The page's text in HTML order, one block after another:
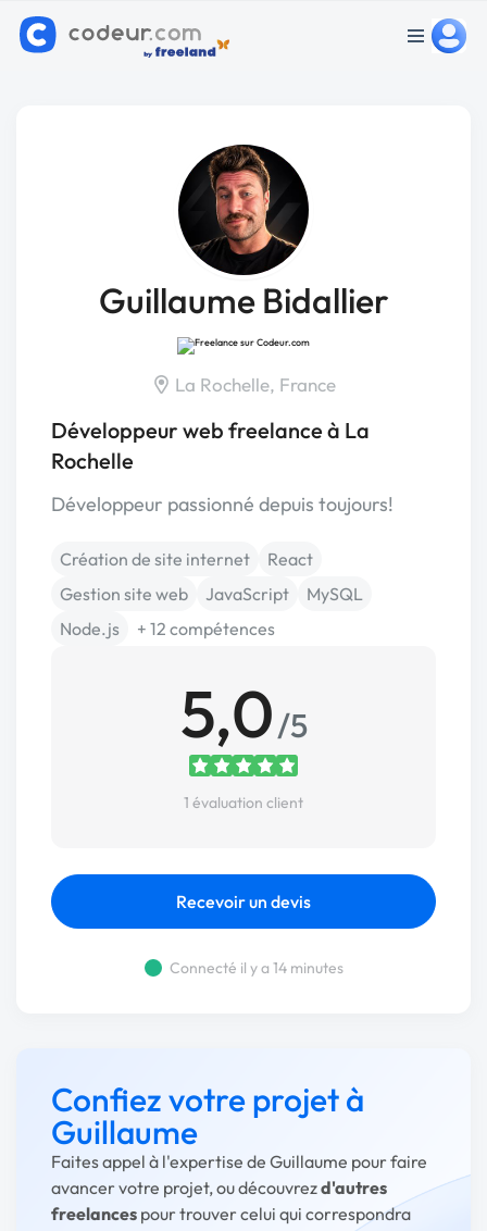
Guillaume Bidallier
La Rochelle, France
Développeur web freelance à La
Rochelle
Développeur passionné depuis toujours!
Création de site internet
React
Gestion site web
JavaScript
MySQL
Node.js
+ 12 compétences
5,0/5
1 évaluation client
Recevoir un devis
Connecté il y a 14 minutes
Confiez votre projet à
Guillaume
Faites appel à l'expertise de Guillaume pour faire
avancer votre projet, ou découvrezd'autres
freelances pour trouver celui qui correspondra